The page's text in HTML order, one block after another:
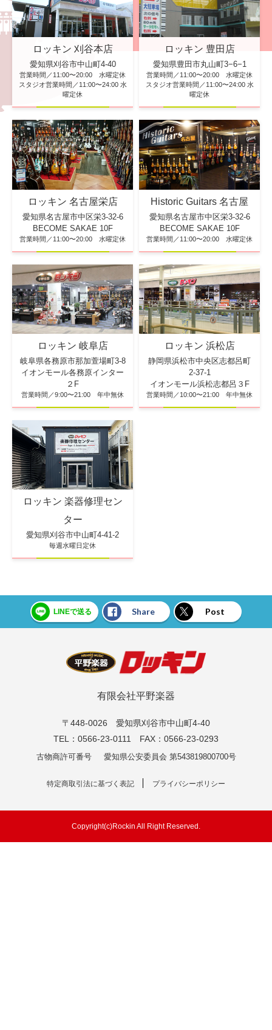
ロッキン 刈谷本店
愛知県刈谷市中山町4-40
営業時間／11:00〜20:00 水曜定休
スタジオ営業時間／11:00〜24:00 水
曜定休
ロッキン 豊田店
愛知県豊田市丸山町3−6−1
営業時間／11:00〜20:00 水曜定休
スタジオ営業時間／11:00〜24:00 水
曜定休
ロッキン 名古屋栄店
愛知県名古屋市中区栄3-32-6
BECOME SAKAE 10F
営業時間／11:00〜20:00 水曜定休
Historic Guitars 名古屋
愛知県名古屋市中区栄3-32-6
BECOME SAKAE 10F
営業時間／11:00〜20:00 水曜定休
ロッキン 岐阜店
岐阜県各務原市那加萱場町3-8
イオンモール各務原インター
２F
営業時間／9:00〜21:00 年中無休
ロッキン 浜松店
静岡県浜松市中央区志都呂町
2-37-1
イオンモール浜松志都呂３F
営業時間／10:00〜21:00 年中無休
ロッキン 楽器修理セン
ター
愛知県刈谷市中山町4-41-2
毎週水曜日定休
LINEで送る Share Post
有限会社平野楽器
〒448-0026 愛知県刈谷市中山町4-40
TEL：0566-23-0111 FAX：0566-23-0293
古物商許可番号 愛知県公安委員会 第543819800700号
特定商取引法に基づく表記 プライバシーポリシー
Copyright(c)Rockin All Right Reserved.